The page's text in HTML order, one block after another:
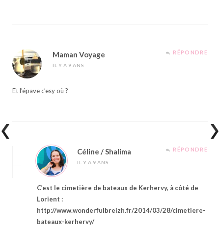
Maman Voyage
IL Y A 9 ANS
RÉPONDRE
Et l’épave c’esy où ?
Céline / Shalima
IL Y A 9 ANS
RÉPONDRE
C’est le cimetière de bateaux de Kerhervy, à côté de
Lorient :
http://www.wonderfulbreizh.fr/2014/03/28/cimetiere-
bateaux-kerhervy/